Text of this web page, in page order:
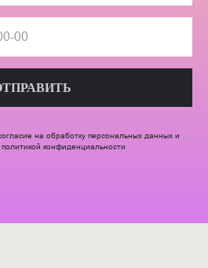
на обработку персональных данных и
политикой конфиденциальности